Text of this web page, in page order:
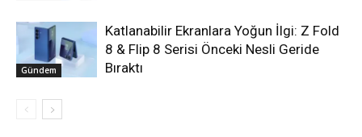
Gündem
Katlanabilir Ekranlara Yoğun İlgi: Z Fold
8 & Flip 8 Serisi Önceki Nesli Geride
Bıraktı